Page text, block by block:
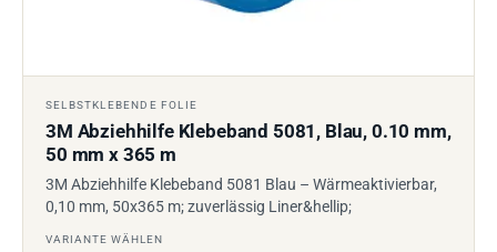
SELBSTKLEBENDE FOLIE
3M Abziehhilfe Klebeband 5081, Blau, 0.10 mm,
50 mm x 365 m
3M Abziehhilfe Klebeband 5081 Blau – Wärmeaktivierbar,
0,10 mm, 50x365 m; zuverlässig Liner&hellip;
VARIANTE WÄHLEN